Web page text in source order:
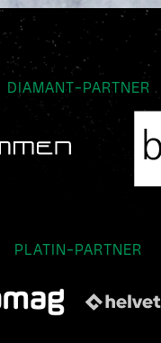
DIAMANT-PARTNER
PLATIN-PARTNER